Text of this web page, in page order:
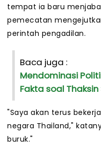
tempat ia baru
pemecatan
perintah pengadilan.
Baca juga :
Mendominasi
Fakta soal
"Saya akan terus
negara Thailand,"
buruk."